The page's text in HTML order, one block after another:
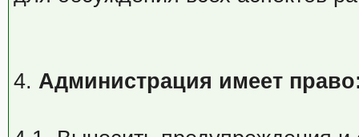
4. Администрация имеет